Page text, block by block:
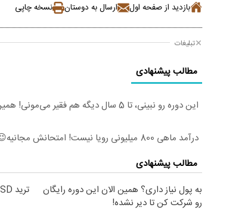
بازدید از صفحه اول ارسال به دوستان نسخه چاپی
تبلیغات
مطالب پیشنهادی
این دوره رو نبینی، تا 5 سال دیگه هم فقیر می‌مونی! همین الان ثبت نام کن
درآمد ماهی 800 میلیونی رویا نیست! امتحانش مجانیه😉
مطالب پیشنهادی
به پول نیاز داری؟ همین الان این دوره رایگان
رو شرکت کن تا دیر نشده!
ترید EURUSD با اسپرد از صفر پیپ